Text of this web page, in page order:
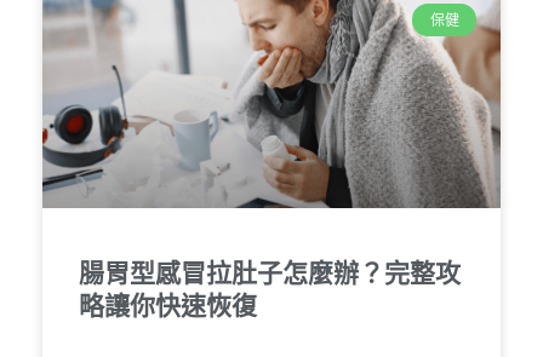
保健
腸胃型感冒拉肚子怎麼辦？完整攻
略讓你快速恢復